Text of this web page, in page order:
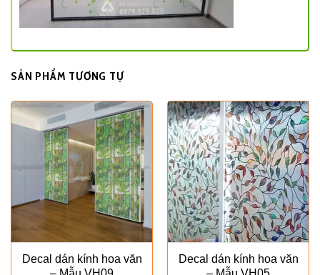
SẢN PHẨM TƯƠNG TỰ
Decal dán kính hoa văn
Decal dán kính hoa văn